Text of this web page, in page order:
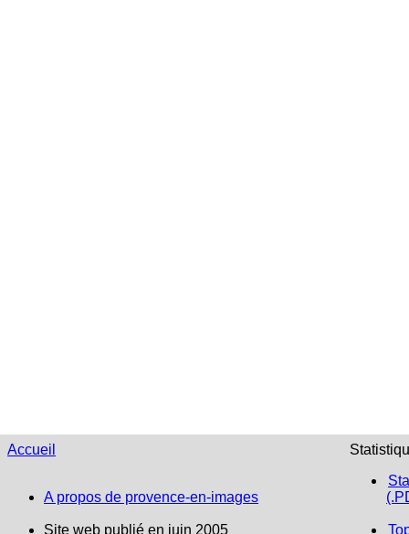
Accueil
A propos de provence-en-images
Site web publié en juin 2005